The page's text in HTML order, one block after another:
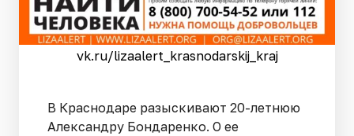
vk.ru/lizaalert_krasnodarskij_kraj
В Краснодаре разыскивают 20-летнюю
Александру Бондаренко. О ее